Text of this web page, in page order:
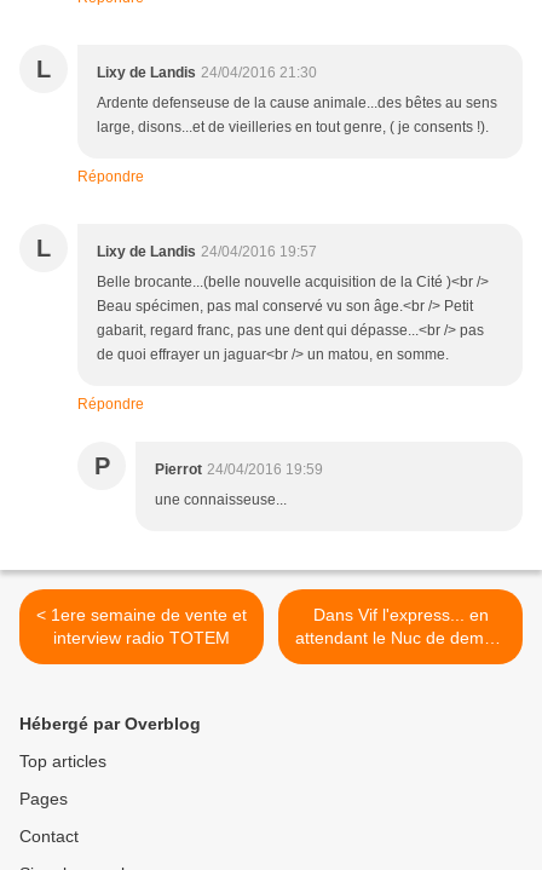
L Lixy de Landis 24/04/2016 21:30
Ardente defenseuse de la cause animale...des bêtes au sens
large, disons...et de vieilleries en tout genre, ( je consents !).
Répondre
L Lixy de Landis 24/04/2016 19:57
Belle brocante...(belle nouvelle acquisition de la Cité )<br />
Beau spécimen, pas mal conservé vu son âge.<br /> Petit
gabarit, regard franc, pas une dent qui dépasse...<br /> pas
de quoi effrayer un jaguar<br /> un matou, en somme.
Répondre
P Pierrot 24/04/2016 19:59
une connaisseuse...
< 1ere semaine de vente et
interview radio TOTEM
Dans Vif l'express... en
attendant le Nuc de demain
>
Hébergé par Overblog
Top articles
Pages
Contact